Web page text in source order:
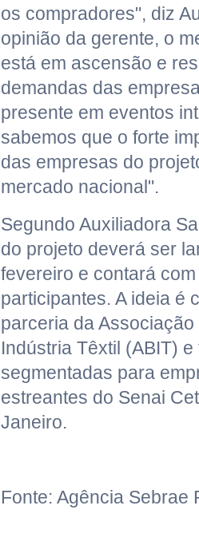
os compradores", diz
opinião da gerente, o
está em ascensão e
demandas das
presente em eventos
sabemos que o forte
das empresas do
mercado nacional".
Segundo Auxiliadora
do projeto deverá ser
fevereiro e contará
participantes. A ideia é
parceria da
Indústria Têxtil (ABIT)
segmentadas para
estreantes do Senai
Janeiro.
Fonte: Agência Sebrae